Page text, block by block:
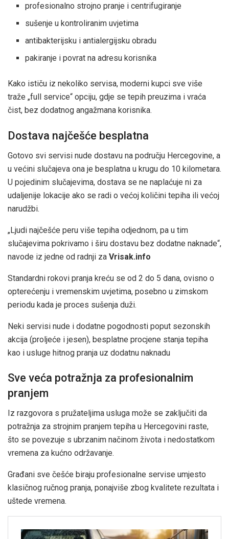
profesionalno strojno pranje i centrifugiranje
sušenje u kontroliranim uvjetima
antibakterijsku i antialergijsku obradu
pakiranje i povrat na adresu korisnika
Kako ističu iz nekoliko servisa, moderni kupci sve više
traže „full service“ opciju, gdje se tepih preuzima i vraća
čist, bez dodatnog angažmana korisnika.
Dostava najčešće besplatna
Gotovo svi servisi nude dostavu na području Hercegovine, a
u većini slučajeva ona je besplatna u krugu do 10 kilometara.
U pojedinim slučajevima, dostava se ne naplaćuje ni za
udaljenije lokacije ako se radi o većoj količini tepiha ili većoj
narudžbi.
„Ljudi najčešće peru više tepiha odjednom, pa u tim
slučajevima pokrivamo i širu dostavu bez dodatne naknade“,
navode iz jedne od radnji za Vrisak.info
Standardni rokovi pranja kreću se od 2 do 5 dana, ovisno o
opterećenju i vremenskim uvjetima, posebno u zimskom
periodu kada je proces sušenja duži.
Neki servisi nude i dodatne pogodnosti poput sezonskih
akcija (proljeće i jesen), besplatne procjene stanja tepiha
kao i usluge hitnog pranja uz dodatnu naknadu
Sve veća potražnja za profesionalnim
pranjem
Iz razgovora s pružateljima usluga može se zaključiti da
potražnja za strojnim pranjem tepiha u Hercegovini raste,
što se povezuje s ubrzanim načinom života i nedostatkom
vremena za kućno održavanje.
Građani sve češće biraju profesionalne servise umjesto
klasičnog ručnog pranja, ponajviše zbog kvalitete rezultata i
uštede vremena.